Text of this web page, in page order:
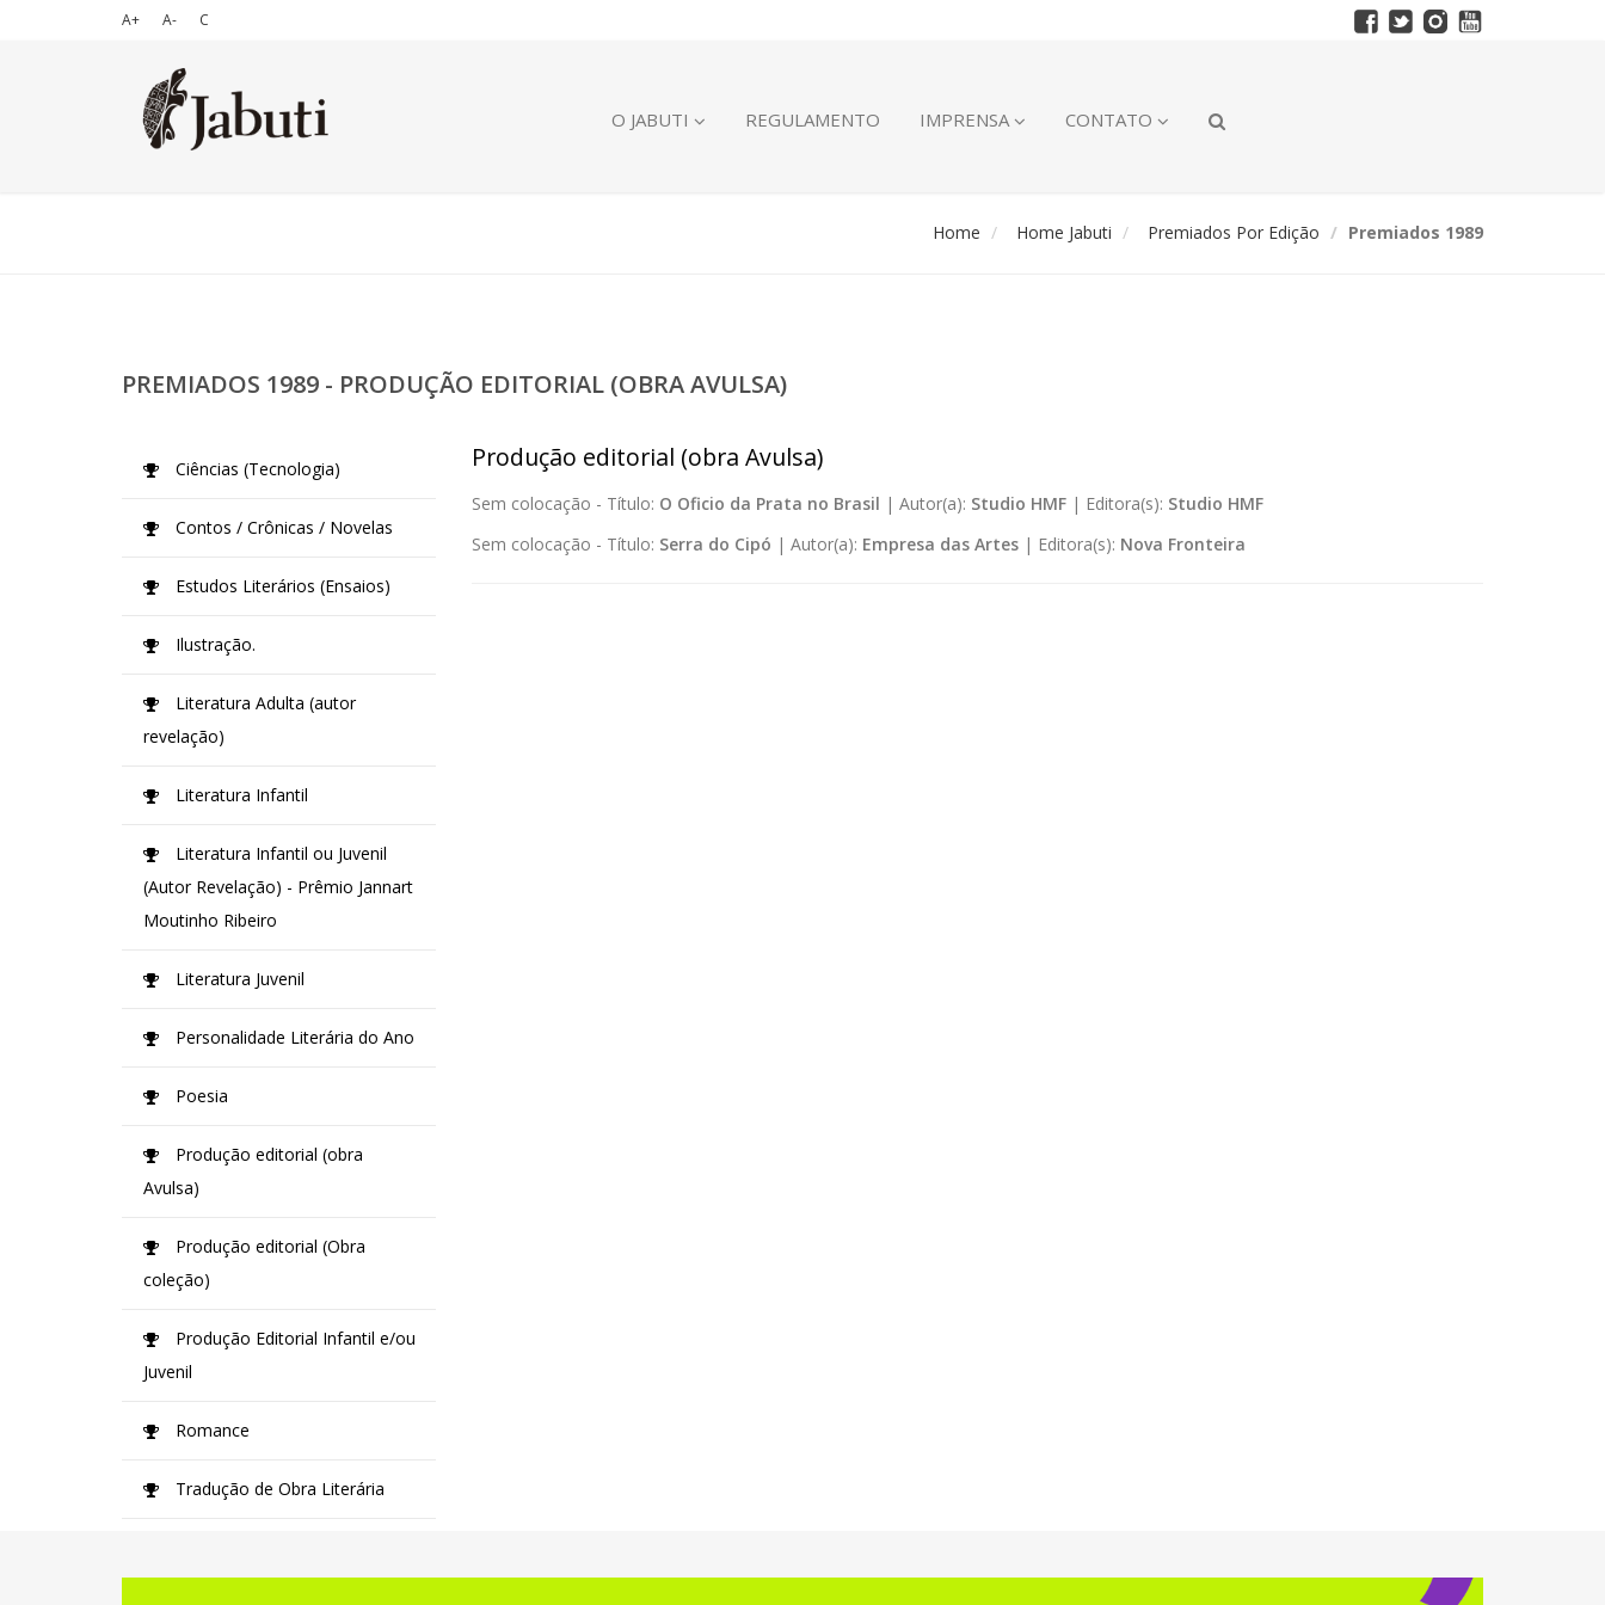
A+ A- C
O JABUTI REGULAMENTO IMPRENSA CONTATO
Home Home Jabuti Premiados Por Edição Premiados 1989
PREMIADOS 1989 - PRODUÇÃO EDITORIAL (OBRA AVULSA)
Produção editorial (obra Avulsa)
Sem colocação - Título: O Oficio da Prata no Brasil | Autor(a): Studio HMF| Editora(s): Studio HMF
Sem colocação - Título: Serra do Cipó | Autor(a): Empresa das Artes| Editora(s): Nova Fronteira
Ciências (Tecnologia)
Contos / Crônicas / Novelas
Estudos Literários (Ensaios)
Ilustração.
Literatura Adulta (autor
revelação)
Literatura Infantil
Literatura Infantil ou Juvenil
(Autor Revelação) - Prêmio Jannart
Moutinho Ribeiro
Literatura Juvenil
Personalidade Literária do Ano
Poesia
Produção editorial (obra
Avulsa)
Produção editorial (Obra
coleção)
Produção Editorial Infantil e/ou
Juvenil
Romance
Tradução de Obra Literária